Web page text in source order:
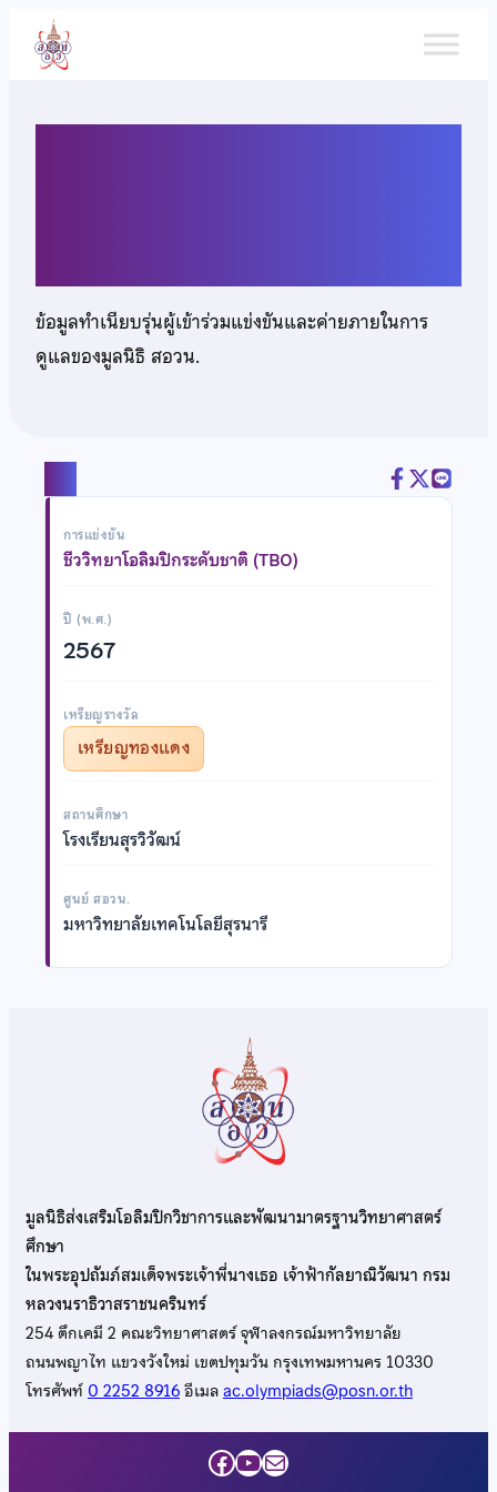
เนื้อหา
ข้อมูลทำเนียบรุ่นผู้เข้าร่วมแข่งขันและค่ายภายในการ
ดูแลของมูลนิธิ สอวน.
การแข่งขัน
ชีววิทยาโอลิมปิกระดับชาติ (TBO)
ปี (พ.ศ.)
2567
เหรียญรางวัล
เหรียญทองแดง
สถานศึกษา
โรงเรียนสุรวิวัฒน์
ศูนย์ สอวน.
มหาวิทยาลัยเทคโนโลยีสุรนารี
มูลนิธิส่งเสริมโอลิมปิกวิชาการและพัฒนามาตรฐานวิทยาศาสตร์
ศึกษา
ในพระอุปถัมภ์สมเด็จพระเจ้าพี่นางเธอ เจ้าฟ้ากัลยาณิวัฒนา กรม
หลวงนราธิวาสราชนครินทร์
254 ตึกเคมี 2 คณะวิทยาศาสตร์ จุฬาลงกรณ์มหาวิทยาลัย
ถนนพญาไท แขวงวังใหม่ เขตปทุมวัน กรุงเทพมหานคร 10330
โทรศัพท์0 2252 8916อีเมลac.olympiads@posn.or.th
Facebook
YouTube
Mail